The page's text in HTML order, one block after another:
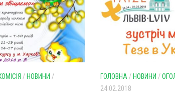
/ НОВИНИ /
ГОЛОВНА / НОВИНИ /
24.02.2018